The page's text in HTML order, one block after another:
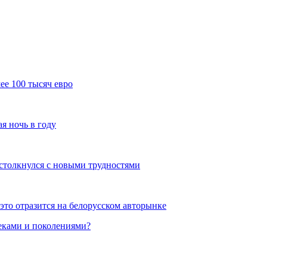
100 тысяч евро
ночь в году
с новыми трудностями
отразится на белорусском авторынке
и поколениями?